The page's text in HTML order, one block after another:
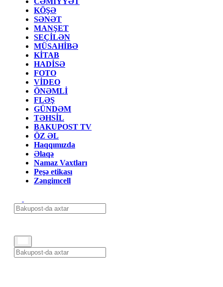
KÖŞƏ
SƏNƏT
MANŞET
SEÇİLƏN
MÜSAHİBƏ
KİTAB
HADİSƏ
FOTO
VİDEO
ÖNƏMLİ
FLƏŞ
GÜNDƏM
TƏHSİL
BAKUPOST TV
ÖZ ƏL
Haqqımızda
Əlaqə
Namaz Vaxtları
Peşə etikası
Zəngimcell